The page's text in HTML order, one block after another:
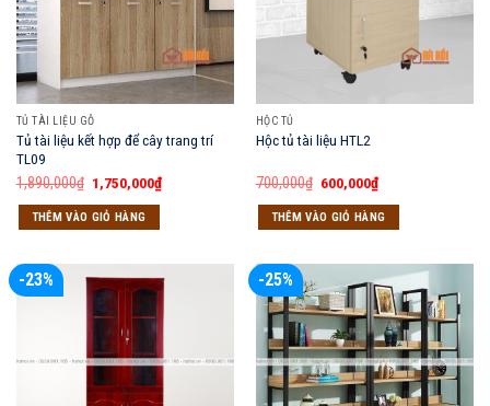
TỦ TÀI LIỆU GỖ
Tủ tài liệu kết hợp để cây trang trí
TL09
1,890,000₫ Giá
gốc
là:
1,890,000₫.
1,750,000₫Giá
hiện
THÊM VÀO GIỎ HÀNG
HỘC TỦ
Hộc tủ tài liệu HTL2
700,000₫ Giá
là:
700,000₫.
600,000₫Giá
hiện
tại
là:
THÊM VÀO GIỎ HÀNG
-23% -25%